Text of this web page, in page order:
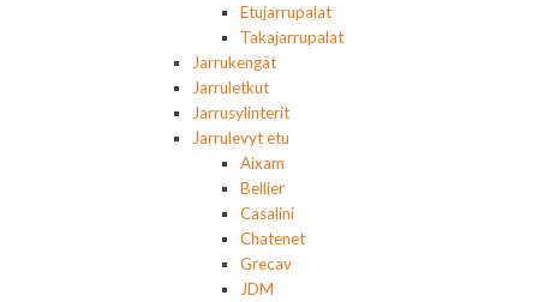
Etujarrupalat
Takajarrupalat
Jarrukengät
Jarruletkut
Jarrusylinterit
Jarrulevyt etu
Aixam
Bellier
Casalini
Chatenet
Grecav
JDM